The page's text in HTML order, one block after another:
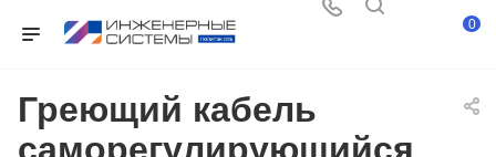
0
Греющий кабель